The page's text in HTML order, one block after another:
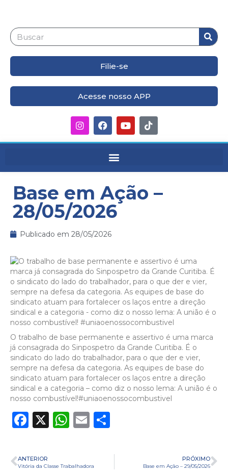
Filie-se
Acesse nosso APP
Base em Ação –
28/05/2026
Publicado em 28/05/2026
O trabalho de base permanente e assertivo é uma marca
já consagrada do Sinpospetro da Grande Curitiba. É o
sindicato do lado do trabalhador, para o que der e vier,
sempre na defesa da categoria. As equipes de base do
sindicato atuam para fortalecer os laços entre a direção
sindical e a categoria – como diz o nosso lema: A união é o
nosso combustível!#uniaoenossocombustivel
Facebook
X WhatsApp
Email
ANTERIOR
Vitória da Classe Trabalhadora
PRÓXIMO
Base em Ação – 29/05/2026